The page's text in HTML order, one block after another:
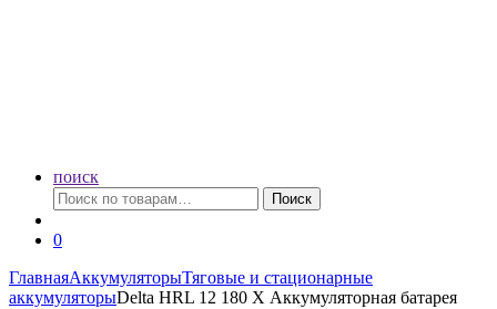
поиск
Искать:
Поиск
0
ГлавнаяАккумуляторыТяговые и стационарные
аккумуляторыDelta HRL 12 180 X Аккумуляторная батарея